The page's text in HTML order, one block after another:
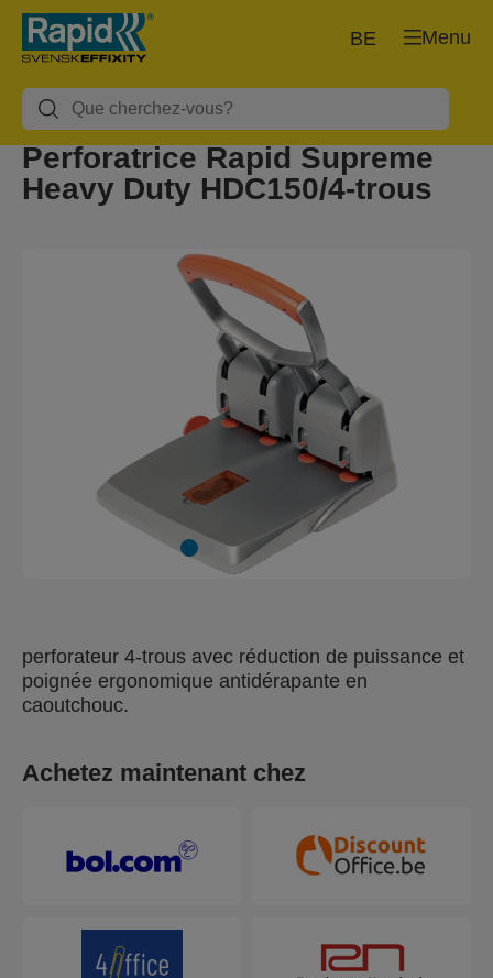
Menu
BE
Perforatrice Rapid Supreme
Heavy Duty HDC150/4-trous
perforateur 4-trous avec réduction de puissance et
poignée ergonomique antidérapante en
caoutchouc.
Achetez maintenant chez